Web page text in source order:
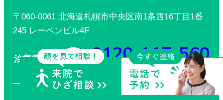
〒060-0061 北海道札幌市中央区南1条西16丁目1番
245 レーベンビル4F
治療電話相談
はこちら
0120-117-560
【電話受付時間】月〜金／9:00〜
16:30（土日祝休診）